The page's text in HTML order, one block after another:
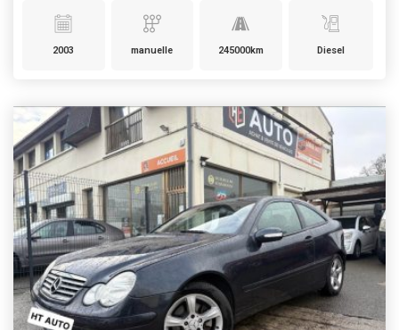
2003 manuelle 245000km Diesel